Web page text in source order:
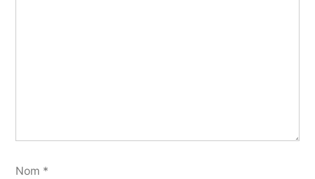
Nom *